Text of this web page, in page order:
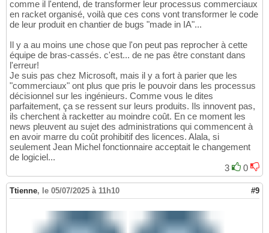
comme il l'entend, de transformer leur processus commerciaux
en racket organisé, voilà que ces cons vont transformer le code
de leur produit en chantier de bugs "made in IA"...
Il y a au moins une chose que l'on peut pas reprocher à cette
équipe de bras-cassés. c'est... de ne pas être constant dans
l'erreur!
Je suis pas chez Microsoft, mais il y a fort à parier que les
"commerciaux" ont plus que pris le pouvoir dans les processus
décisionnel sur les ingénieurs. Comme vous le dites
parfaitement, ça se ressent sur leurs produits. Ils innovent pas,
ils cherchent à racketter au moindre coût. En ce moment les
news pleuvent au sujet des administrations qui commencent à
en avoir marre du coût prohibitif des licences. Alala, si
seulement Jean Michel fonctionnaire acceptait le changement
de logiciel...
3
0
Ttienne, le 05/07/2025 à 11h10 #9